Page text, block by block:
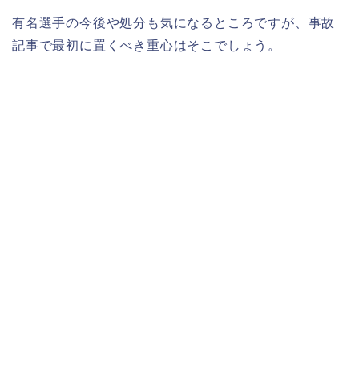
有名選手の今後や処分も気になるところですが、事故
記事で最初に置くべき重心はそこでしょう。